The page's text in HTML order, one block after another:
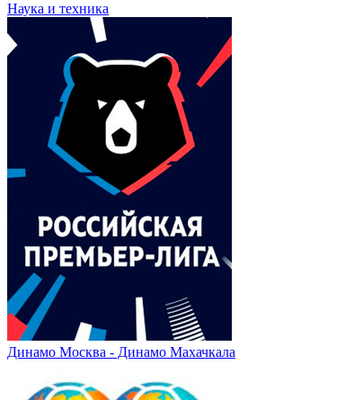
Наука и техника
Динамо Москва - Динамо Махачкала